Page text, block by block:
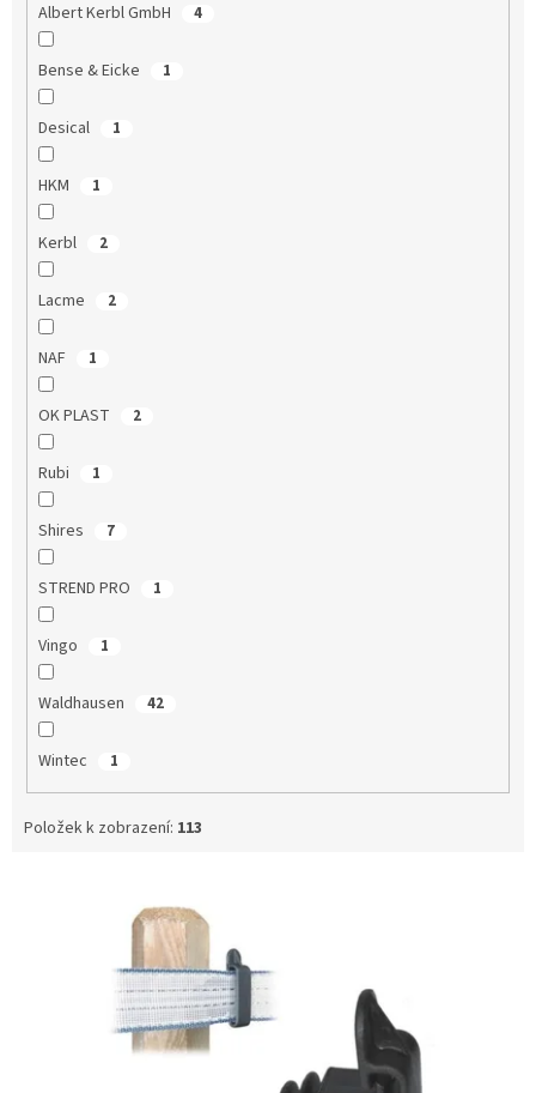
Albert Kerbl GmbH 4
Bense & Eicke 1
Desical 1
HKM 1
Kerbl 2
Lacme 2
NAF 1
OK PLAST 2
Rubi 1
Shires 7
STREND PRO 1
Vingo 1
Waldhausen 42
Wintec 1
Položek k zobrazení: 113